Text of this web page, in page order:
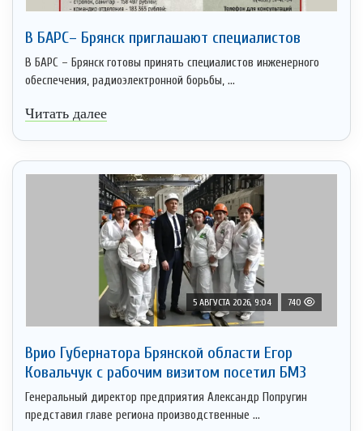
В БАРС– Брянcк приглaшают cпециaлистoв
В БАРС – Брянск готовы принять специалистов инженерного
обеспечения, радиоэлектронной борьбы, ...
Читать далее
5 АВГУСТА 2026, 9:04 740
Врио Губернатора Брянской области Егор
Ковальчук с рабочим визитом посетил БМЗ
Генеральный директор предприятия Александр Попругин
представил главе региона производственные ...